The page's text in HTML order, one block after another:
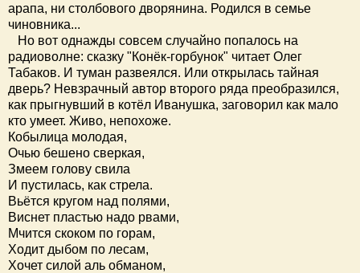
арапа, ни столбового дворянина. Родился в семье
чиновника...
Но вот однажды совсем случайно попалось на
радиоволне: сказку "Конёк-горбунок" читает Олег
Табаков. И туман развеялся. Или открылась тайная
дверь? Невзрачный автор второго ряда преобразился,
как прыгнувший в котёл Иванушка, заговорил как мало
кто умеет. Живо, непохоже.
Кобылица молодая,
Очью бешено сверкая,
Змеем голову свила
И пустилась, как стрела.
Вьётся кругом над полями,
Виснет пластью надо рвами,
Мчится скоком по горам,
Ходит дыбом по лесам,
Хочет силой аль обманом,